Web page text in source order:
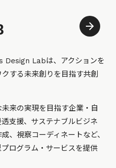
Design Labは、アクションを
する未来創りを目指す共創
来の実現を目指す企業・自
支援、サステナブルビジネ
、視察コーディネートなど、
ログラム・サービスを提供